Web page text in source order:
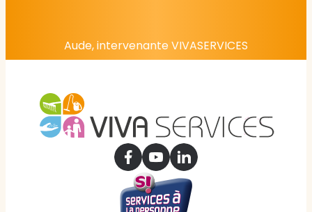
Aude, intervenante VIVASERVICES